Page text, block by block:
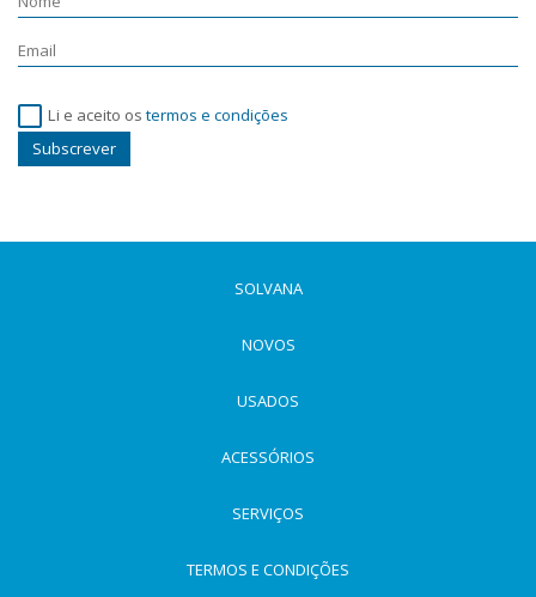
Li e aceito os termos e condições
Subscrever
SOLVANA
NOVOS
USADOS
ACESSÓRIOS
SERVIÇOS
TERMOS E CONDIÇÕES